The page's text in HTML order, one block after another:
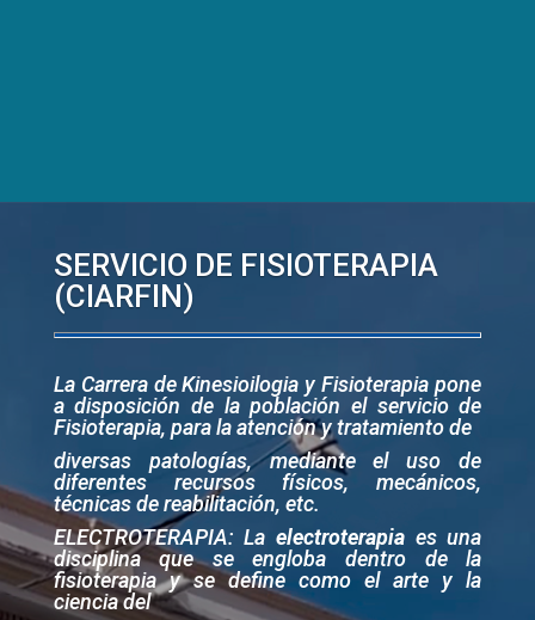
SERVICIO DE FISIOTERAPIA
(CIARFIN)
La Carrera de Kinesioilogia y Fisioterapia pone
a disposición de la población el servicio de
Fisioterapia, para la atención y tratamiento de
diversas patologías, mediante el uso de
diferentes recursos físicos, mecánicos,
técnicas de reabilitación, etc.
ELECTROTERAPIA: La electroterapia es una
disciplina que se engloba dentro de la
fisioterapia y se define como el arte y la
ciencia del